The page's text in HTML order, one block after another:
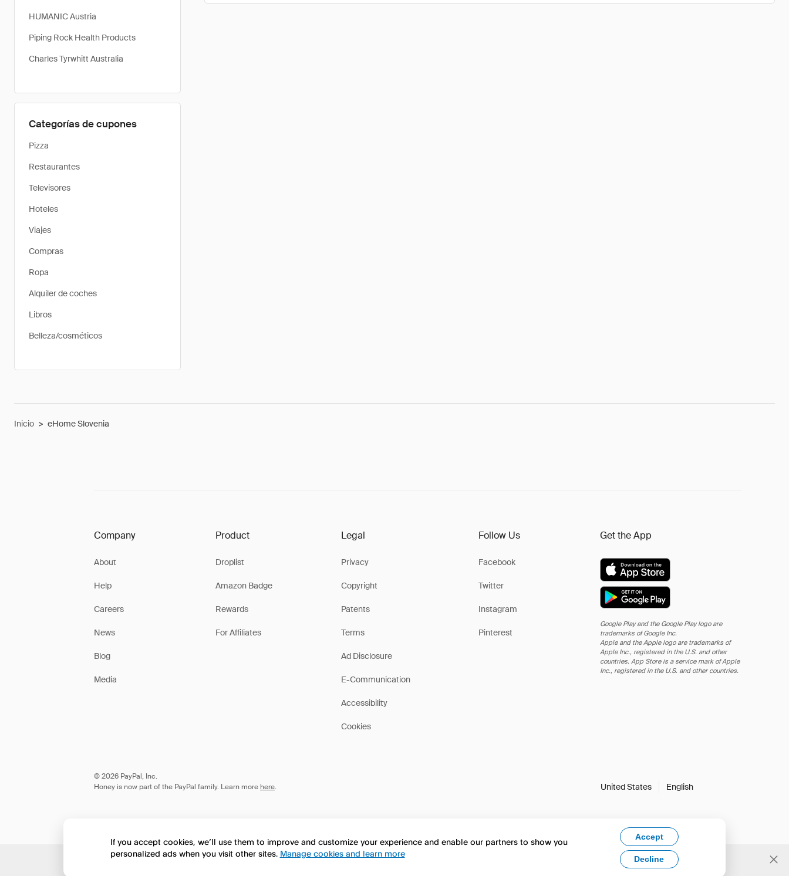
HUMANIC Austria
Piping Rock Health Products
Charles Tyrwhitt Australia
Categorías de cupones
Pizza
Restaurantes
Televisores
Hoteles
Viajes
Compras
Ropa
Alquiler de coches
Libros
Belleza/cosméticos
Inicio > eHome Slovenia
Company
About
Help
Careers
News
Blog
Media
Product
Droplist
Amazon Badge
Rewards
For Affiliates
Legal
Privacy
Copyright
Patents
Terms
Ad Disclosure
E-Communication
Accessibility
Cookies
Follow Us
Facebook
Twitter
Instagram
Pinterest
Get the App
Google Play and the Google Play logo are
trademarks of Google Inc.
Apple and the Apple logo are trademarks of
Apple Inc., registered in the U.S. and other
countries. App Store is a service mark of Apple
Inc., registered in the U.S. and other countries.
© 2026 PayPal, Inc.
Honey is now part of the PayPal family. Learn more here. United States English
If you accept cookies, we’ll use them to improve and customize your experience and enable our partners to show you
personalized ads when you visit other sites. Manage cookies and learn more
Accept
Decline